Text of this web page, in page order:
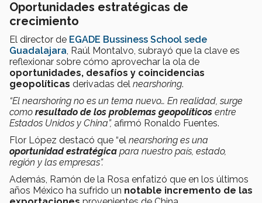
Oportunidades estratégicas de
crecimiento
El director de EGADE Bussiness School sede
Guadalajara, Raúl Montalvo, subrayó que la clave es
reflexionar sobre cómo aprovechar la ola de
oportunidades, desafíos y coincidencias
geopolíticas derivadas del nearshoring.
“El nearshoring no es un tema nuevo… En realidad, surge
como resultado de los problemas geopolíticos entre
Estados Unidos y China”, afirmó Ronaldo Fuentes.
Flor López destacó que “el nearshoring es una
oportunidad estratégica para nuestro país, estado,
región y las empresas”.
Además, Ramón de la Rosa enfatizó que en los últimos
años México ha sufrido un notable incremento de las